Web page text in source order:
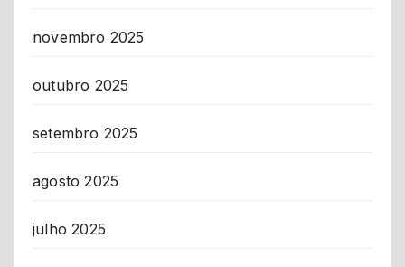
novembro 2025
outubro 2025
setembro 2025
agosto 2025
julho 2025